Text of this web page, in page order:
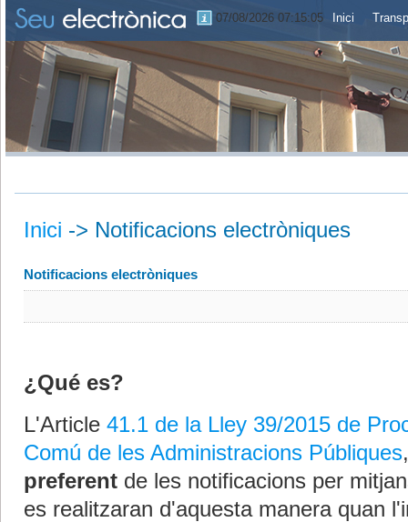
07/08/2026 07:15:05 Inici
Inici -> Notificacions electròniques
Notificacions electròniques
¿Qué es?
L'Article 41.1 de la Lley 39/2015 de
Comú de les Administracions Públiques
preferent de les notificacions per
es realitzaran d'aquesta manera quan